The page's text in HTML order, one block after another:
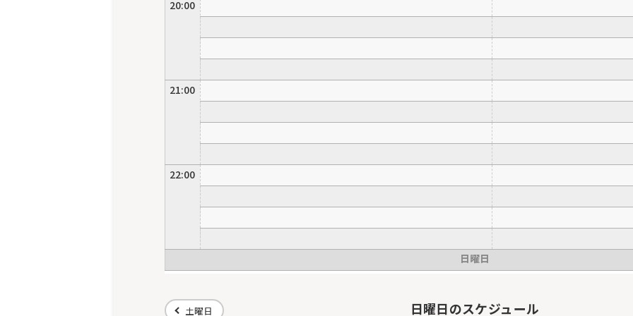
20:00
21:00
22:00
日曜日
土曜日 日曜日のスケジュール